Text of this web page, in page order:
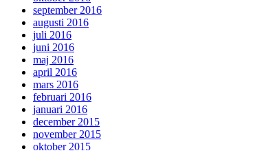
september 2016
augusti 2016
juli 2016
juni 2016
maj 2016
april 2016
mars 2016
februari 2016
januari 2016
december 2015
november 2015
oktober 2015